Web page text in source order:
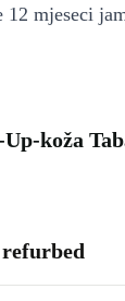
mjeseci
koža